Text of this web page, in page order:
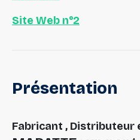
Site Web n°2
Présentation
Fabricant ,